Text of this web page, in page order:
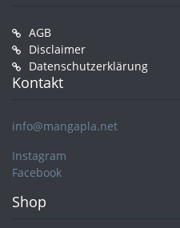
AGB
Disclaimer
Datenschutzerklärung
Kontakt
info@mangapla.net
Instagram
Facebook
Shop